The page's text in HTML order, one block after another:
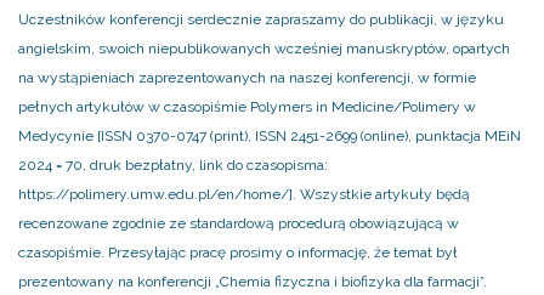
Uczestników konferencji serdecznie zapraszamy do publikacji, w języku
angielskim, swoich niepublikowanych wcześniej manuskryptów, opartych
na wystąpieniach zaprezentowanych na naszej konferencji, w formie
pełnych artykułów w czasopiśmie Polymers in Medicine/Polimery w
Medycynie [ISSN 0370-0747 (print), ISSN 2451-2699 (online), punktacja MEiN
2024 = 70, druk bezpłatny, link do czasopisma:
https://polimery.umw.edu.pl/en/home/]. Wszystkie artykuły będą
recenzowane zgodnie ze standardową procedurą obowiązującą w
czasopiśmie. Przesyłając pracę prosimy o informację, że temat był
prezentowany na konferencji „Chemia fizyczna i biofizyka dla farmacji”.